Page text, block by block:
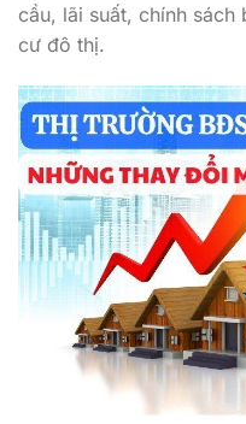
cầu, lãi suất, chính
cư đô thị.